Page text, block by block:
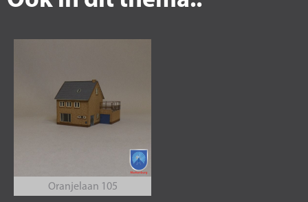
Oranjelaan 105